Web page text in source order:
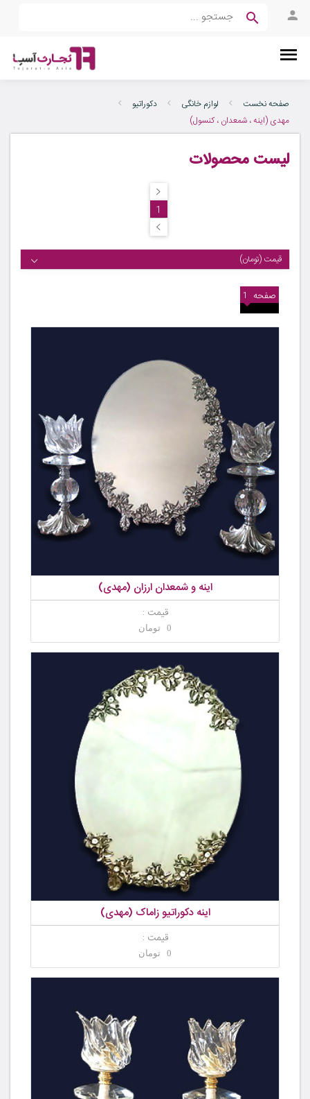
صفحه نخست لوازم خانگی
دکوراتیو
مهدی (اینه ، شمعدان ، کنسول)
لیست محصولات
1
قیمت (تومان)
صفحه 1
اینه و شمعدان ارزان (مهدی)
قیمت :
0 تومان
اینه دکوراتیو زاماک (مهدی)
قیمت :
0 تومان